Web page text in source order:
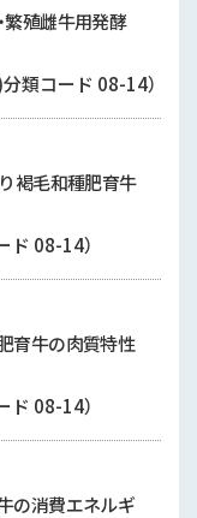
繁殖雌牛用発酵
類コード 08-14）
褐毛和種肥育牛
ド 08-14）
育牛の肉質特性
ド 08-14）
の消費エネルギ